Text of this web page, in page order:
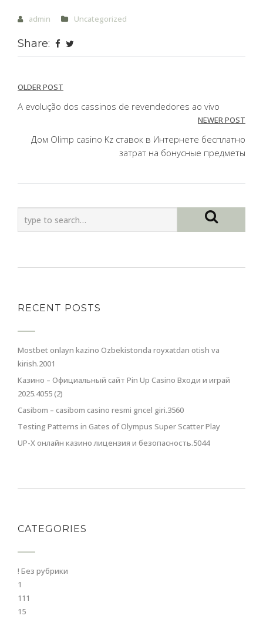
admin Uncategorized
Share:
Post
navigation
OLDER POST
A evolução dos cassinos de revendedores ao vivo
NEWER POST
Дом Olimp casino Kz ставок в Интернете бесплатно
затрат на бонусные предметы
RECENT POSTS
Mostbet onlayn kazino Ozbekistonda royxatdan otish va
kirish.2001
Казино – Официальный сайт Pin Up Casino Входи и играй
2025.4055 (2)
Casibom – casibom casino resmi gncel giri.3560
Testing Patterns in Gates of Olympus Super Scatter Play
UP-X онлайн казино лицензия и безопасность.5044
CATEGORIES
! Без рубрики
1
111
15